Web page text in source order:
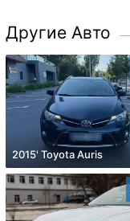
Другие Авто
2015' Toyota Auris